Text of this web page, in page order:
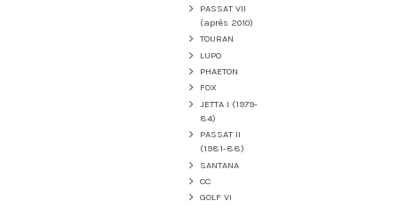
PASSAT VII
(après 2010)
TOURAN
LUPO
PHAETON
FOX
JETTA I (1979-
84)
PASSAT II
(1981-88)
SANTANA
CC
GOLF VI